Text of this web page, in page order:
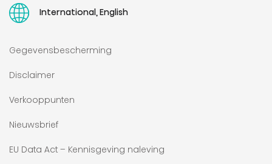
International, English
Gegevensbescherming
Disclaimer
Verkooppunten
Nieuwsbrief
EU Data Act – Kennisgeving naleving